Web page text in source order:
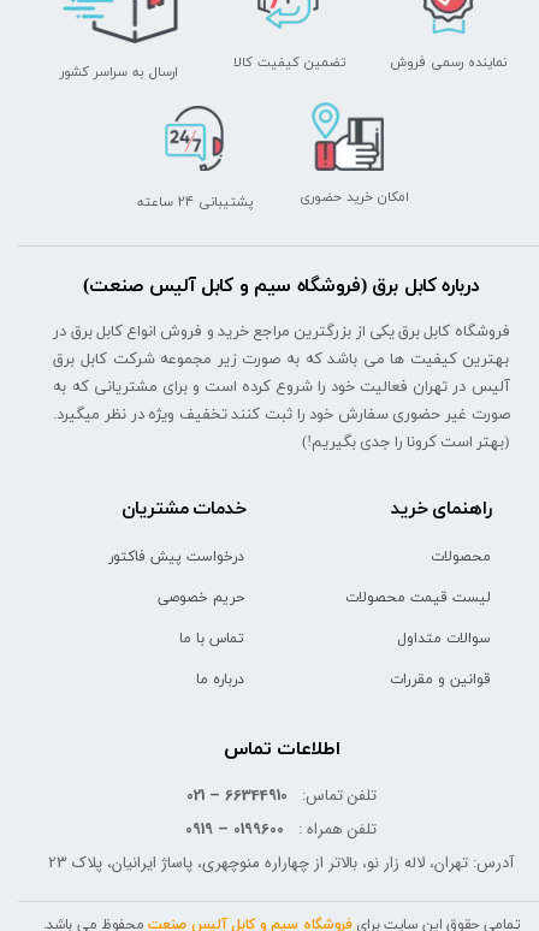
درباره کابل برق (فروشگاه سیم و کابل آلیس صنعت)
فروشگاه کابل برق یکی از بزرگترین مراجع خرید و فروش انواع کابل برق در
بهترین کیفیت ها می باشد که به صورت زیر مجموعه شرکت کابل برق
آلیس در تهران فعالیت خود را شروع کرده است و برای مشتریانی که به
صورت غیر حضوری سفارش خود را ثبت کنند تخفیف ویژه در نظر میگیرد.
(بهتر است کرونا را جدی بگیریم!)
تمامی حقوق این سایت برایفروشگاه سیم و کابل آلیس صنعتمحفوظ می باشد.
ارسال به سراسر کشور
پشتیبانی ۲۴ ساعته امکان خرید حضوری
تضمین کیفیت کالا نماینده رسمی فروش
راهنمای خرید
محصولات
لیست قیمت محصولات
سوالات متداول
قوانین و مقررات
خدمات مشتریان
درخواست پیش فاکتور
حریم خصوصی
تماس با ما
درباره ما
اطلاعات تماس
تلفن تماس: 66344910 – 021
تلفن همراه : 0199600 – 0919
آدرس: تهران، لاله زار نو، بالاتر از چهاراره منوچهری، پاساژ ایرانیان، پلاک 23